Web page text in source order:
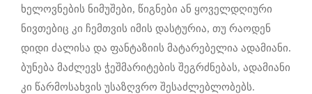
ხელოვნების ნიმუშები, წიგნები ან ყოველდღიური
ნივთებიც კი ჩემთვის იმის დასტურია, თუ რაოდენ
დიდი ძალისა და ფანტაზიის მატარებელია ადამიანი.
ბუნება მაძლევს ჭეშმარიტების შეგრძნებას, ადამიანი
კი წარმოსახვის უსაზღვრო შესაძლებლობებს.